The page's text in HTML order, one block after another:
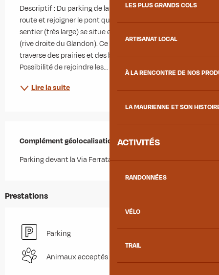
LES PLUS GRANDS COLS
ARTISANAT LOCAL
À LA RENCONTRE DE NOS
LA MAURIENNE ET SON
ACTIVITÉS
RANDONNÉES
VÉLO
TRAIL
Descriptif : Du parking de la via ferrata, traverser la
route et rejoigner le pont qui enjambe le Glandon. Le
sentier (très large) se situe en contrebas de la route
(rive droite du Glandon). Ce parcours très agréable
traverse des prairies et des bois jusqu'à l'Echet.
Possibilité de rejoindre les...
Lire la suite
Complément géolocalisation
Complément géolocalisation
Parking devant la Via Ferrata
Prestations
Parking
Animaux acceptés